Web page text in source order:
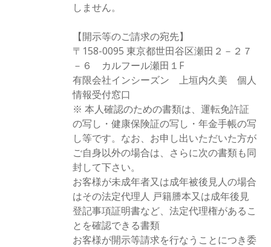
しません。
【開示等のご請求の宛先】
〒158-0095 東京都世田谷区瀬田２－２７
－６ カルフール瀬田１F
有限会社インシーズン 上垣内久美 個人
情報受付窓口
※ 本人確認のための書類は、運転免許証
の写し・健康保険証の写し・年金手帳の写
し等です。なお、お申し出いただいた方が
ご自身以外の場合は、さらに次の書類も同
封して下さい。
お客様が未成年者又は成年被後見人の場合
はその法定代理人 戸籍謄本又は成年後見
登記事項証明書など、法定代理権があるこ
とを確認できる書類
お客様が開示等請求を行なうことにつき委